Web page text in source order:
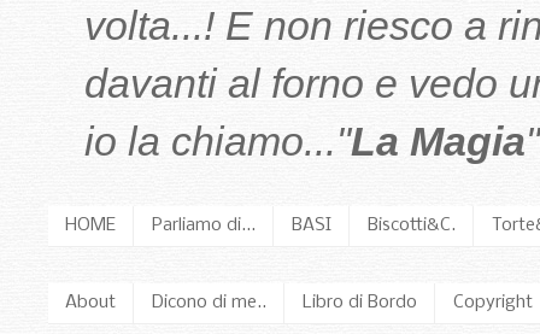
volta...! E non riesco a
davanti al forno e vedo
io la chiamo..."La Magia
HOME Parliamo di... BASI Biscotti&C.
About Dicono di me.. Libro di Bordo Copyright